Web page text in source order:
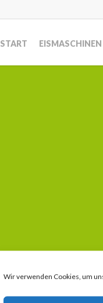
Wir verwenden Cookies, um
START EISMASCHINEN